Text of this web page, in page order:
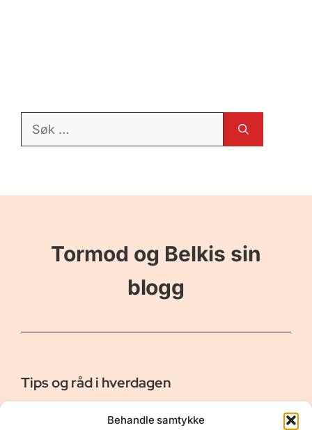
Behandle samtykke
Søk
Tormod og Belkis sin
blogg
Tips og råd i hverdagen
Er vår bloggside hvor vi ønsker å dele våre opplevelser og